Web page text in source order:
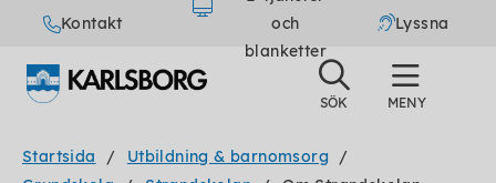
Kontakt
och
blanketter
Lyssna
Startsida
Utbildning & barnomsorg